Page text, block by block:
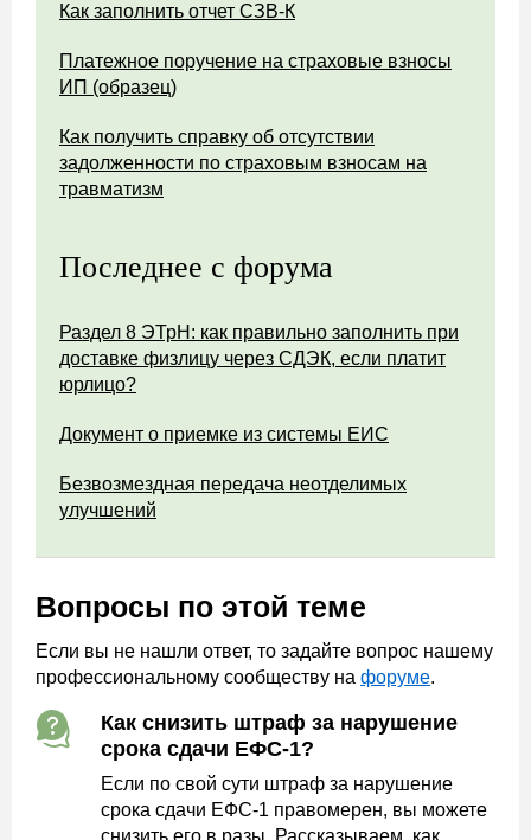
Как заполнить отчет СЗВ-К
Платежное поручение на страховые взносы
ИП (образец)
Как получить справку об отсутствии
задолженности по страховым взносам на
травматизм
Последнее с форума
Раздел 8 ЭТрН: как правильно заполнить при
доставке физлицу через СДЭК, если платит
юрлицо?
Документ о приемке из системы ЕИС
Безвозмездная передача неотделимых
улучшений
Вопросы по этой теме
Если вы не нашли ответ, то задайте вопрос нашему
профессиональному сообществу на форуме.
Как снизить штраф за нарушение
срока сдачи ЕФС-1?
Если по свой сути штраф за нарушение
срока сдачи ЕФС-1 правомерен, вы можете